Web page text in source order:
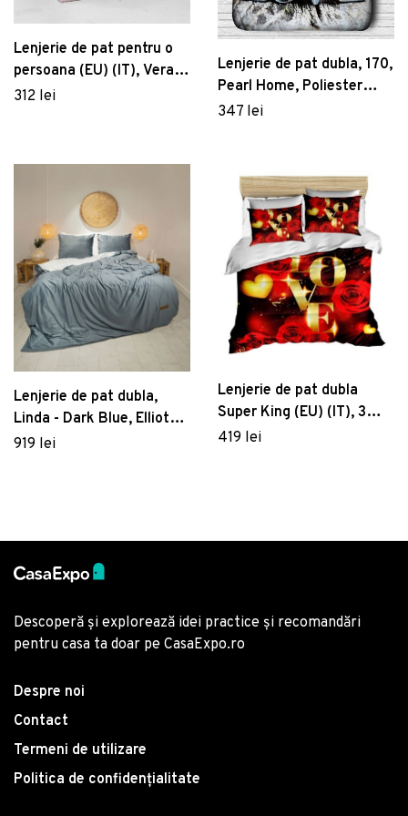
Lenjerie de pat pentru o
persoana (EU) (IT), Verano
- Powder, Victoria,
312 lei
Lenjerie de pat dubla, 170,
Pearl Home, Poliester
Satinat
347 lei
Lenjerie de pat dubla,
Linda - Dark Blue, Elliott,
Bumbac
919 lei
Lenjerie de pat dubla
Super King (EU) (IT), 3
piese, 161, Pearl Home,
419 lei
Descoperă și explorează idei practice și recomandări
pentru casa ta doar pe CasaExpo.ro
Despre noi
Contact
Termeni de utilizare
Politica de confidențialitate